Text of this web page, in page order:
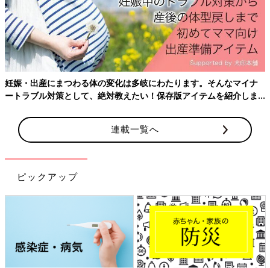
妊娠・出産にまつわる体の変化は多岐にわたります。そんなマイナ
ートラブル対策として、絶対教えたい！保存版アイテムを紹介しま
連載一覧へ
ピックアップ